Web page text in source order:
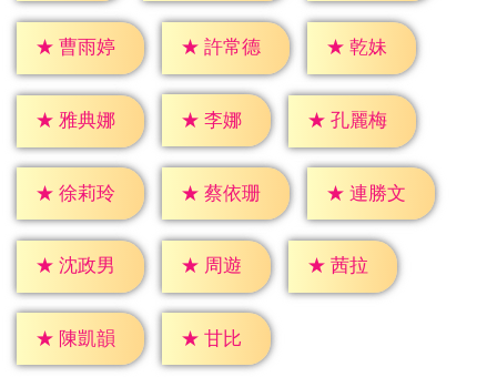
★ 曹雨婷 ★ 許常德 ★ 乾妹
★ 雅典娜 ★ 李娜 ★ 孔麗梅
★ 徐莉玲 ★ 蔡依珊 ★ 連勝文
★ 沈政男 ★ 周遊 ★ 茜拉
★ 陳凱韻 ★ 甘比